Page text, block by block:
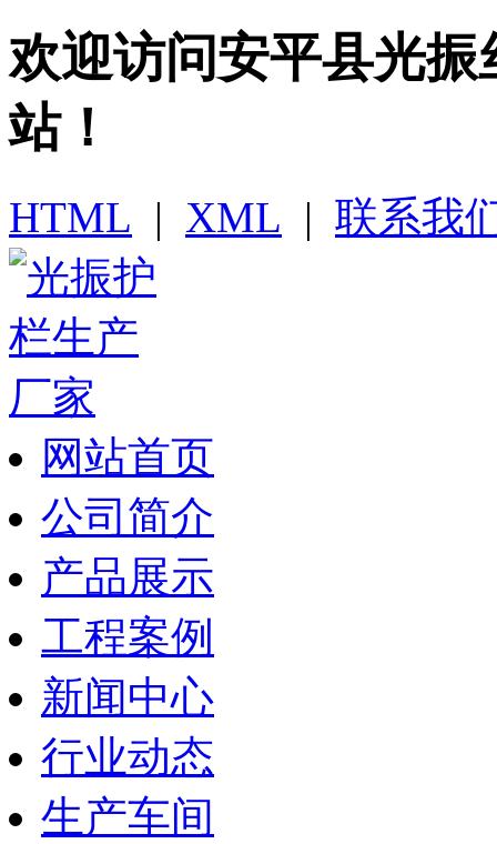
欢迎访问​安平县光
站！
HTML | XML | 联系我
网站首页
公司简介
产品展示
工程案例
新闻中心
行业动态
生产车间